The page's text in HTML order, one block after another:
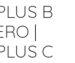
B
|
C